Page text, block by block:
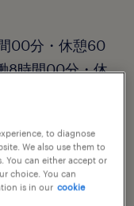
00分・休憩60
8時間00分・休
to diagnose
We also use them to
You can either accept or
choice. You can
is in our cookie